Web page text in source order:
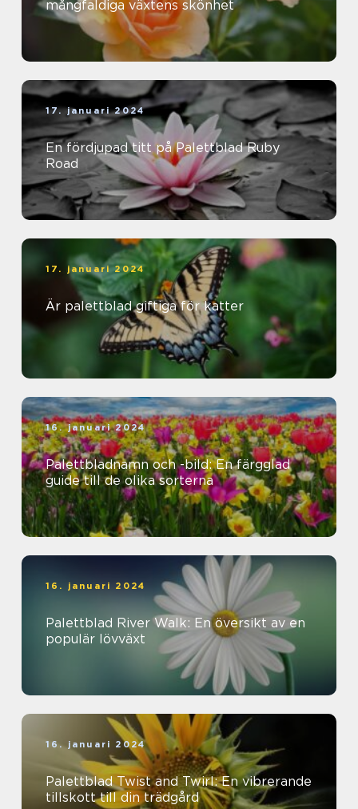
mångfaldiga växtens skönhet
17. januari 2024
En fördjupad titt på Palettblad Ruby
Road
17. januari 2024
Är palettblad giftiga för katter
16. januari 2024
Palettbladnamn och -bild: En färgglad
guide till de olika sorterna
16. januari 2024
Palettblad River Walk: En översikt av en
populär lövväxt
16. januari 2024
Palettblad Twist and Twirl: En vibrerande
tillskott till din trädgård